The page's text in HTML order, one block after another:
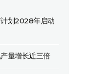
划2028年启动
量增长近三倍